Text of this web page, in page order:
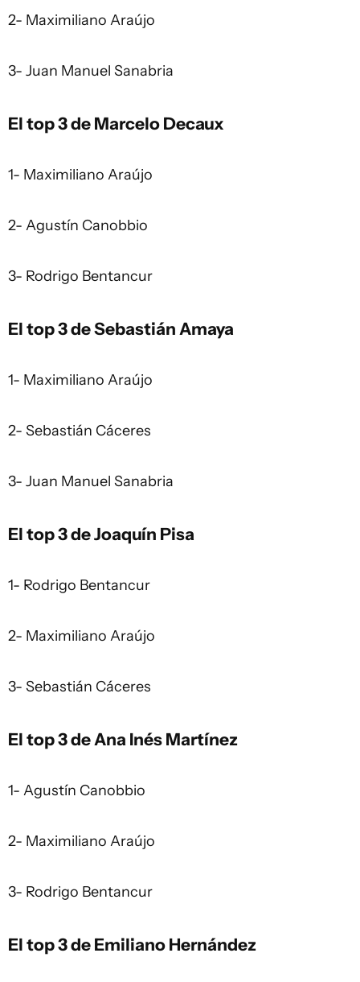
2- Maximiliano Araújo
3- Juan Manuel Sanabria
El top 3 de Marcelo Decaux
1- Maximiliano Araújo
2- Agustín Canobbio
3- Rodrigo Bentancur
El top 3 de Sebastián Amaya
1- Maximiliano Araújo
2- Sebastián Cáceres
3- Juan Manuel Sanabria
El top 3 de Joaquín Pisa
1- Rodrigo Bentancur
2- Maximiliano Araújo
3- Sebastián Cáceres
El top 3 de Ana Inés Martínez
1- Agustín Canobbio
2- Maximiliano Araújo
3- Rodrigo Bentancur
El top 3 de Emiliano Hernández